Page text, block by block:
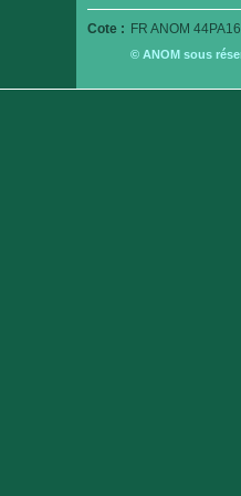
Cote : FR ANOM
© ANOM sous